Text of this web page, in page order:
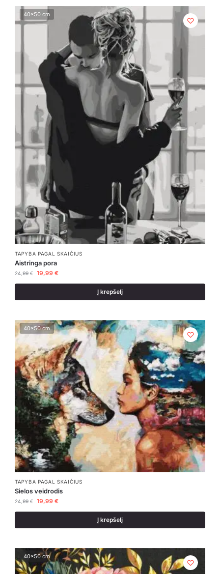
40x50 cm
TAPYBA PAGAL SKAIČIUS
Aistringa pora
24,99€ 19,99 €
Į krepšelį
40x50 cm
TAPYBA PAGAL SKAIČIUS
Sielos veidrodis
24,99€ 19,99 €
Į krepšelį
40x50 cm